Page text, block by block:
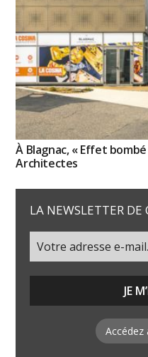
À Blagnac, « Effet bombé
Architectes
LA NEWSLETTER DE
Accédez